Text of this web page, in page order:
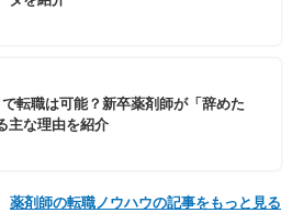
転職は可能？新卒薬剤師が「辞めた
主な理由を紹介
薬剤師の転職ノウハウの記事をもっと見る